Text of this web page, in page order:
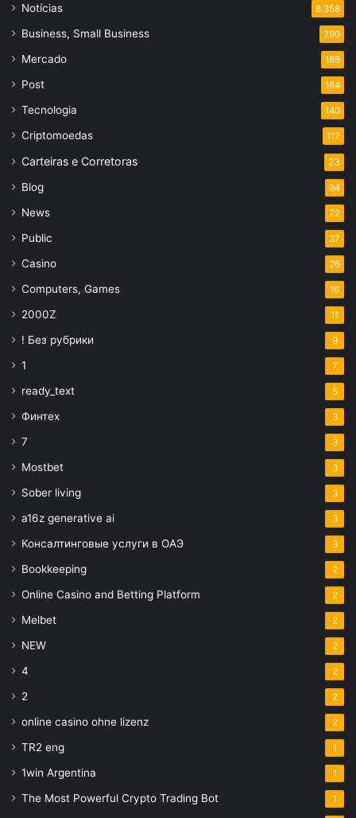
Notícias 8.358
Business, Small Business 290
Mercado 188
Post 164
Tecnologia 140
Criptomoedas 117
Carteiras e Corretoras 23
Blog 94
News 72
Public 37
Casino 26
Computers, Games 16
2000Z 11
! Без рубрики 9
1 7
ready_text 5
Финтех 3
7 3
Mostbet 3
Sober living 3
a16z generative ai 3
Консалтинговые услуги в ОАЭ 3
Bookkeeping 2
Online Casino and Betting Platform 2
Melbet 2
NEW 2
4 2
2 2
online casino ohne lizenz 2
TR2 eng 1
1win Argentina 1
The Most Powerful Crypto Trading Bot 1